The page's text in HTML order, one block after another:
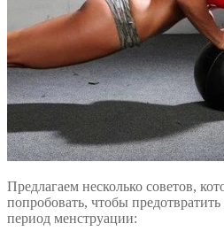
Предлагаем несколько советов,
попробовать, чтобы
период менструации: